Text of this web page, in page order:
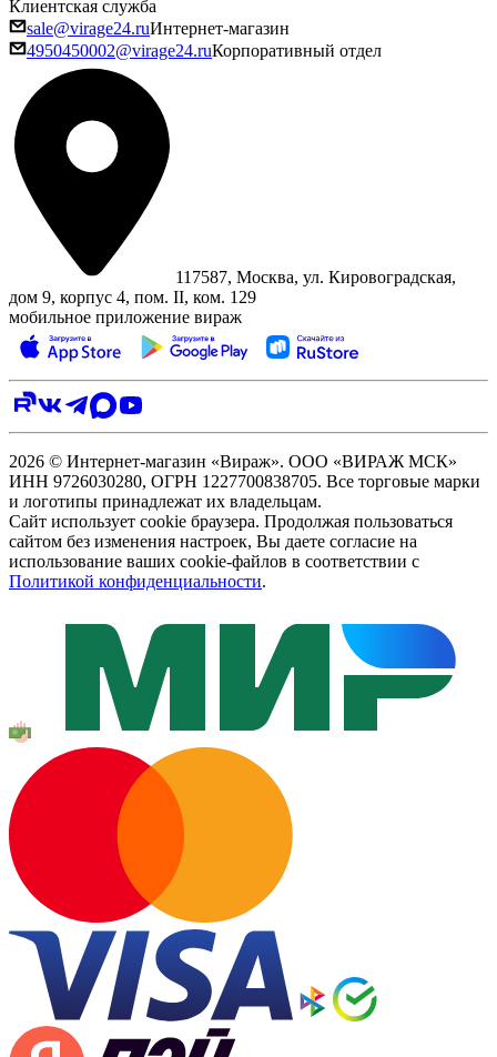
Клиентская служба
sale@virage24.ruИнтернет-магазин
4950450002@virage24.ruКорпоративный отдел
117587, Москва, ул. Кировоградская,
дом 9, корпус 4, пом. II, ком. 129
мобильное приложение вираж
2026 © Интернет-магазин «Вираж». ООО «ВИРАЖ МСК»
ИНН 9726030280, ОГРН 1227700838705. Все торговые марки
и логотипы принадлежат их владельцам.
Сайт использует cookie браузера. Продолжая пользоваться
сайтом без изменения настроек, Вы даете согласие на
использование ваших cookie-файлов в соответствии с
Политикой конфиденциальности.